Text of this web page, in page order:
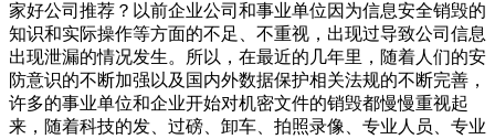
家好公司推荐？以前企业公司和事业单位因为信息安全销毁的
知识和实际操作等方面的不足、不重视，出现过导致公司信息
出现泄漏的情况发生。所以，在最近的几年里，随着人们的安
防意识的不断加强以及国内外数据保护相关法规的不断完善，
许多的事业单位和企业开始对机密文件的销毁都慢慢重视起
来，随着科技的发、过磅、卸车、拍照录像、专业人员、专业